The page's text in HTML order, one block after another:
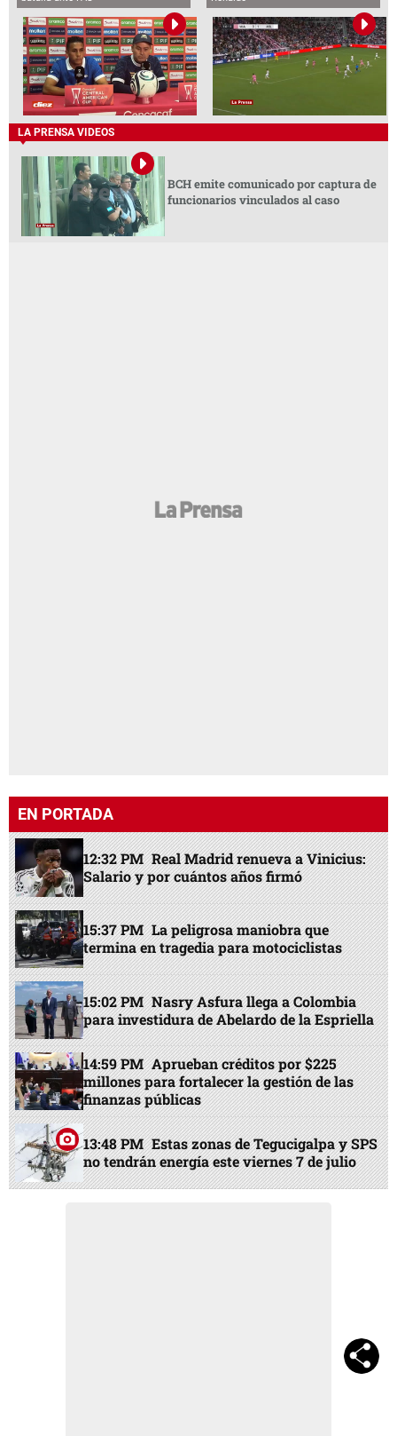
LA PRENSA VIDEOS
BCH emite comunicado por captura de
funcionarios vinculados al caso
EN PORTADA
12:32 PM Real Madrid renueva a Vinicius:
Salario y por cuántos años firmó
15:37 PM La peligrosa maniobra que
termina en tragedia para motociclistas
15:02 PM Nasry Asfura llega a Colombia
para investidura de Abelardo de la Espriella
14:59 PM Aprueban créditos por $225
millones para fortalecer la gestión de las
finanzas públicas
13:48 PM Estas zonas de Tegucigalpa y SPS
no tendrán energía este viernes 7 de julio